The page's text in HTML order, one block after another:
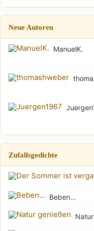
Neue Autoren
ManuelK.
Zufallsgedichte
Beben...